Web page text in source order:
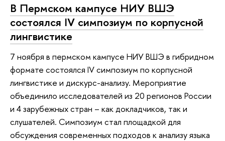
В Пермском кампусе НИУ ВШЭ
состоялся IV симпозиум по корпусной
лингвистике
7 ноября в пермском кампусе НИУ ВШЭ в гибридном
формате состоялся IV симпозиум по корпусной
лингвистике и дискурс-анализу. Мероприятие
объединило исследователей из 20 регионов России
и 4 зарубежных стран – как докладчиков, так и
слушателей. Симпозиум стал площадкой для
обсуждения современных подходов к анализу языка